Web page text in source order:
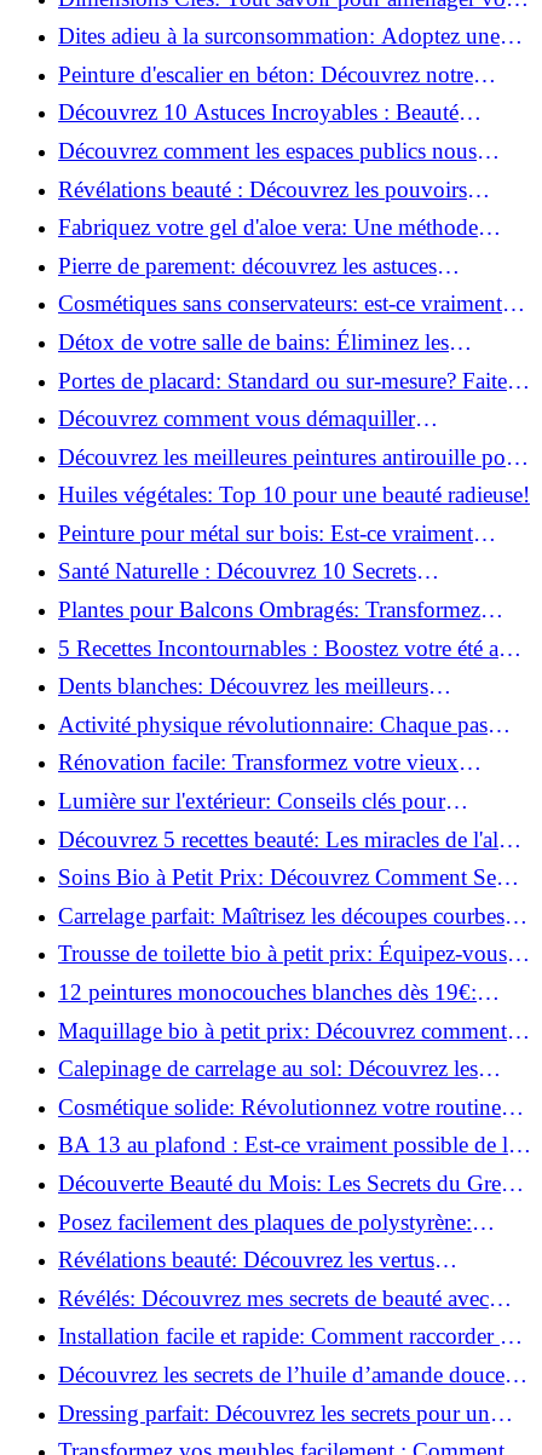
salle de bains!
Dites adieu à la surconsommation: Adoptez une
vie plus simple!
Peinture d'escalier en béton: Découvrez notre
tutoriel facile et rapide!
Découvrez 10 Astuces Incroyables : Beauté
Naturelle avec le Concombre !
Découvrez comment les espaces publics nous
incitent à être plus actifs : Révélations surprenantes!
Révélations beauté : Découvrez les pouvoirs
insoupçonnés du concombre!
Fabriquez votre gel d'aloe vera: Une méthode
simple et rapide à la maison!
Pierre de parement: découvrez les astuces
infaillibles pour un nettoyage parfait!
Cosmétiques sans conservateurs: est-ce vraiment
possible?
Détox de votre salle de bains: Éliminez les
ingrédients nocifs dès maintenant!
Portes de placard: Standard ou sur-mesure? Faites
le meilleur choix!
Découvrez comment vous démaquiller
naturellement: Astuces et secrets révélés!
Découvrez les meilleures peintures antirouille pour
le fer: Top 12 analysé!
Huiles végétales: Top 10 pour une beauté radieuse!
Peinture pour métal sur bois: Est-ce vraiment
possible?
Santé Naturelle : Découvrez 10 Secrets
Incontournables pour un Bien-être Optimal!
Plantes pour Balcons Ombragés: Transformez
votre Terrasse en Oasis Verte!
5 Recettes Incontournables : Boostez votre été avec
des huiles essentielles!
Dents blanches: Découvrez les meilleurs
ingrédients naturels!
Activité physique révolutionnaire: Chaque pas
compte pour votre santé!
Rénovation facile: Transformez votre vieux
parquet irrégulier en un clin d'œil!
Lumière sur l'extérieur: Conseils clés pour
concevoir et installer votre éclairage!
Découvrez 5 recettes beauté: Les miracles de l'aloe
vera pour votre peau!
Soins Bio à Petit Prix: Découvrez Comment Se
Chouchouter Pour Moins de 35€!
Carrelage parfait: Maîtrisez les découpes courbes
facilement!
Trousse de toilette bio à petit prix: Équipez-vous
pour moins de 25€!
12 peintures monocouches blanches dès 19€:
Découvrez les meilleures offres!
Maquillage bio à petit prix: Découvrez comment
s'équiper pour moins de 50€!
Calepinage de carrelage au sol: Découvrez les
astuces incontournables!
Cosmétique solide: Révolutionnez votre routine
beauté pour zéro déchet!
BA 13 au plafond : Est-ce vraiment possible de les
coller ?
Découverte Beauté du Mois: Les Secrets du Green
Glamour !
Posez facilement des plaques de polystyrène:
Transformez votre plafond sans effort !
Révélations beauté: Découvrez les vertus
insoupçonnées de l'huile de coco!
Révélés: Découvrez mes secrets de beauté avec
l'huile de ricin!
Installation facile et rapide: Comment raccorder un
luminaire au plafond!
Découvrez les secrets de l’huile d’amande douce :
Pourquoi vous devez l'adopter!
Dressing parfait: Découvrez les secrets pour un
rangement optimal!